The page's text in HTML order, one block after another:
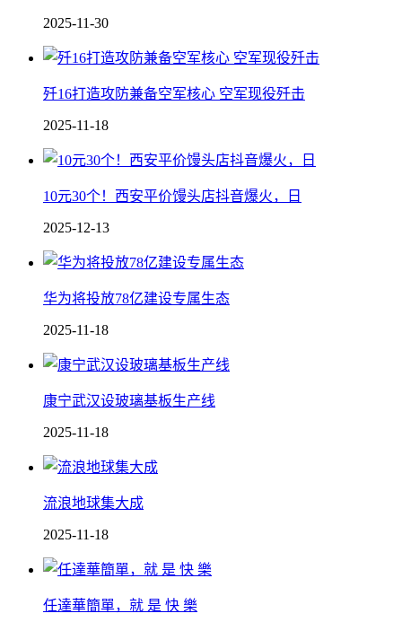
2025-11-30
歼16打造攻防兼备空军核心 空军现役歼击
2025-11-18
10元30个！西安平价馒头店抖音爆火，日
2025-12-13
华为将投放78亿建设专属生态
2025-11-18
康宁武汉设玻璃基板生产线
2025-11-18
流浪地球集大成
2025-11-18
任達華簡單，就 是 快 樂